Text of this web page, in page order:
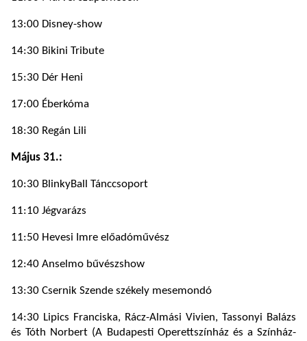
13:00 Disney-show
14:30 Bikini Tribute
15:30 Dér Heni
17:00 Éberkóma
18:30 Regán Lili
Május 31.:
10:30 BlinkyBall Tánccsoport
11:10 Jégvarázs
11:50 Hevesi Imre előadóművész
12:40 Anselmo bűvészshow
13:30 Csernik Szende székely mesemondó
14:30 Lipics Franciska, Rácz-Almási Vivien, Tassonyi Balázs
és Tóth Norbert (A Budapesti Operettszínház és a Színház-